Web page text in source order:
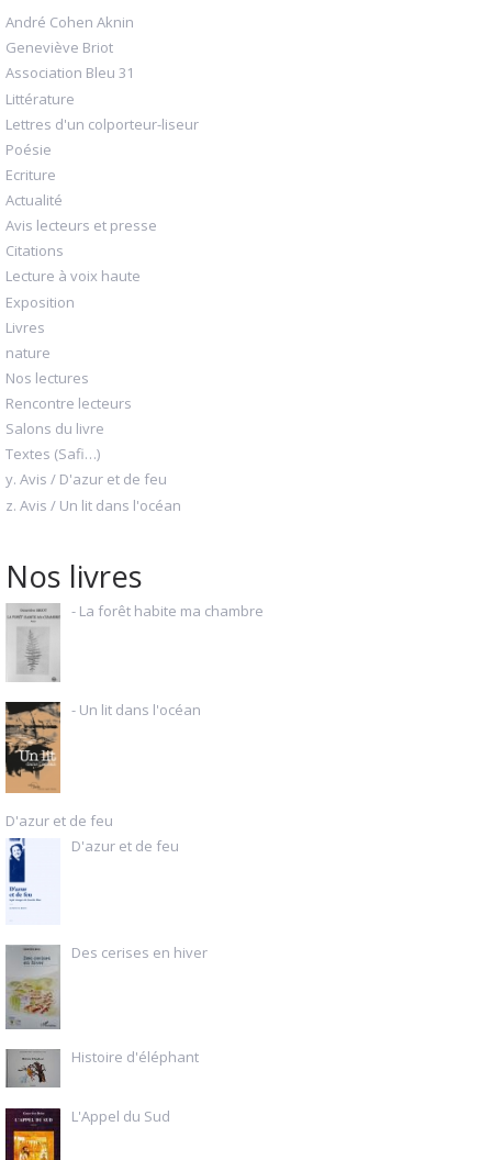
André Cohen Aknin
Geneviève Briot
Association Bleu 31
Littérature
Lettres d'un colporteur-liseur
Poésie
Ecriture
Actualité
Avis lecteurs et presse
Citations
Lecture à voix haute
Exposition
Livres
nature
Nos lectures
Rencontre lecteurs
Salons du livre
Textes (Safi…)
y. Avis / D'azur et de feu
z. Avis / Un lit dans l'océan
Nos livres
- La forêt habite ma chambre
- Un lit dans l'océan
D'azur et de feu
D'azur et de feu
Des cerises en hiver
Histoire d'éléphant
L'Appel du Sud